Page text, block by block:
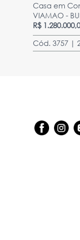
Casa em
VIAMAO -
R$
Cód. 3757 |